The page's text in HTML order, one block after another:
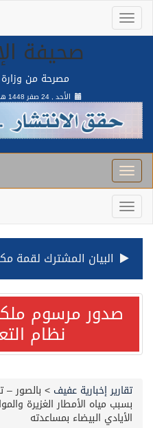
صحيفة
مصرحة من وزارة
الأحد , 24 صفر 1448 هـ , 9 أغسطس 2026 م |
صدور مرسوم ملكي
نظام
إخبارية عفيف>بالصور – تضرر
مياه الأمطار الغزيرة والمواطن
البيضاء بمساعدته